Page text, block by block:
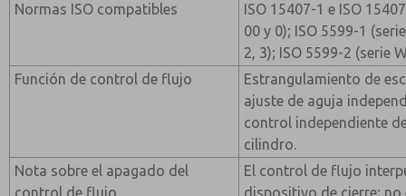
Normas ISO compatibles
ISO 15407-1 e ISO
00 y 0); ISO 5599-1
2, 3); ISO 5599-2 (serie
Función de control de flujo
Estrangulamiento de
ajuste de aguja
control independiente
cilindro.
Nota sobre el apagado del
control de flujo
El control de flujo
dispositivo de cierre;